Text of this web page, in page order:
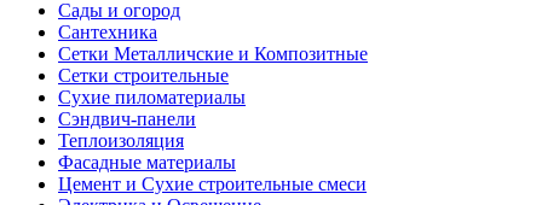
Сады и огород
Сантехника
Сетки Металличские и Композитные
Сетки строительные
Сухие пиломатериалы
Сэндвич-панели
Теплоизоляция
Фасадные материалы
Цемент и Сухие строительные смеси